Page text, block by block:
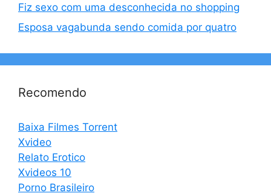
Fiz sexo com uma desconhecida no shopping
Esposa vagabunda sendo comida por quatro
Recomendo
Baixa Filmes Torrent
Xvideo
Relato Erotico
Xvideos 10
Porno Brasileiro